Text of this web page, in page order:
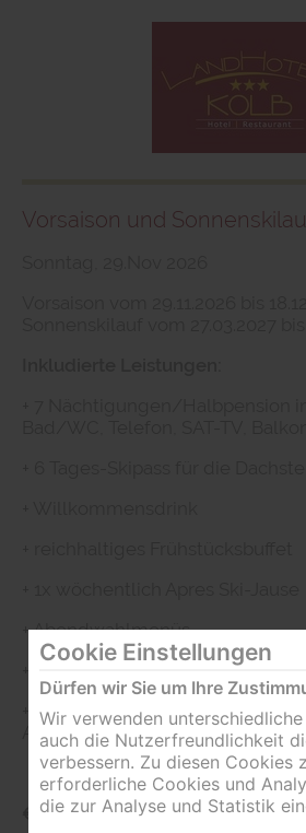
Vorsaison und
+ Abendwahlmenüs
+ freie Benützung der
+ Gästebegrüßungsabend im
Arena
€ 1081,00 pro Person
Cookie Einstellungen
Dürfen wir Sie um Ihre
Wir verwenden
auch die Nutzerfreundlichkeit
verbessern. Zu diesen Cookies
erforderliche Cookies und
die zur Analyse und Statistik